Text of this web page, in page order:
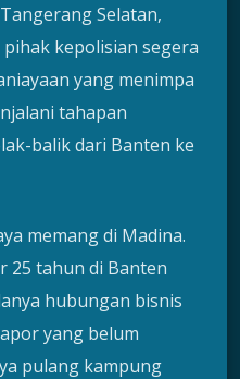
Selatan,
kepolisian segera
yang menimpa
tahapan
balik dari Banten ke
memang di Madina.
25 tahun di Banten
hubungan bisnis
yang belum
pulang kampung